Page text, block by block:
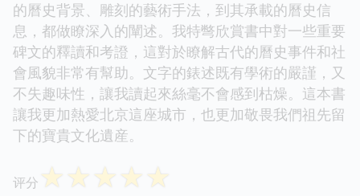
的曆史背景、雕刻的藝術手法，到其承載的曆史信
息，都做瞭深入的闡述。我特彆欣賞書中對一些重要
碑文的釋讀和考證，這對於瞭解古代的曆史事件和社
會風貌非常有幫助。文字的錶述既有學術的嚴謹，又
不失趣味性，讓我讀起來絲毫不會感到枯燥。這本書
讓我更加熱愛北京這座城市，也更加敬畏我們祖先留
下的寶貴文化遺産。
评分 ☆☆☆☆☆